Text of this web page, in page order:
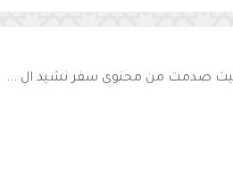
حيث صدمت من محتوى سفر نشيد ال ...